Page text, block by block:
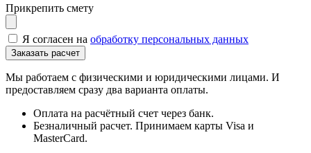
Прикрепить смету
Я согласен на обработку персональных данных
Мы работаем с физическими и юридическими лицами. И
предоставляем сразу два варианта оплаты.
Оплата на расчётный счет через банк.
Безналичный расчет. Принимаем карты Visa и
MasterCard.